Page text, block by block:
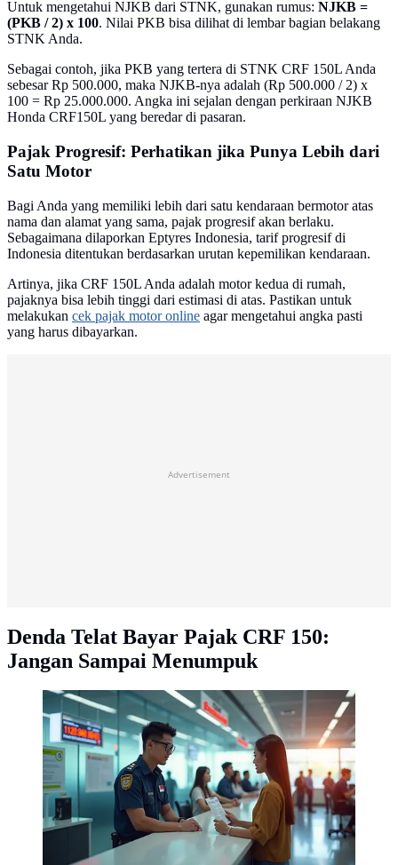
Untuk mengetahui NJKB dari STNK, gunakan rumus: NJKB =
(PKB / 2) x 100. Nilai PKB bisa dilihat di lembar bagian belakang
STNK Anda.
Sebagai contoh, jika PKB yang tertera di STNK CRF 150L Anda
sebesar Rp 500.000, maka NJKB-nya adalah (Rp 500.000 / 2) x
100 = Rp 25.000.000. Angka ini sejalan dengan perkiraan NJKB
Honda CRF150L yang beredar di pasaran.
Pajak Progresif: Perhatikan jika Punya Lebih dari
Satu Motor
Bagi Anda yang memiliki lebih dari satu kendaraan bermotor atas
nama dan alamat yang sama, pajak progresif akan berlaku.
Sebagaimana dilaporkan Eptyres Indonesia, tarif progresif di
Indonesia ditentukan berdasarkan urutan kepemilikan kendaraan.
Artinya, jika CRF 150L Anda adalah motor kedua di rumah,
pajaknya bisa lebih tinggi dari estimasi di atas. Pastikan untuk
melakukan cek pajak motor online agar mengetahui angka pasti
yang harus dibayarkan.
Advertisement
Denda Telat Bayar Pajak CRF 150:
Jangan Sampai Menumpuk